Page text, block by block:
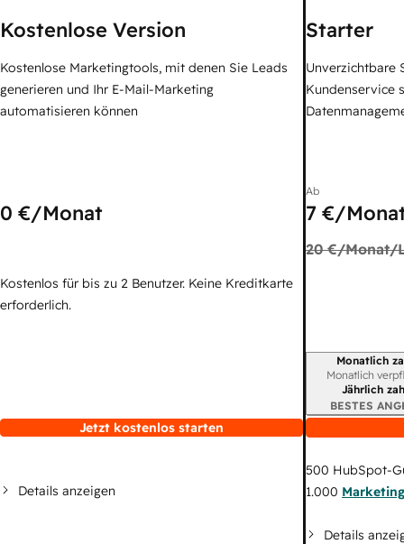
Kostenlose Version
Kostenlose Marketingtools, mit denen Sie Leads
generieren und Ihr E-Mail-Marketing
automatisieren können
0 €/Monat
Kostenlos für bis zu 2 Benutzer. Keine Kreditkarte
erforderlich.
Jetzt kostenlos starten
Details anzeigen
Starter
Unverzichtbare
Kundenservice
Ab
7 €/
20 €/Monat/
Monatlich
Monatlich
Jährlich
BESTES
500 HubSpot-
1.000
Details